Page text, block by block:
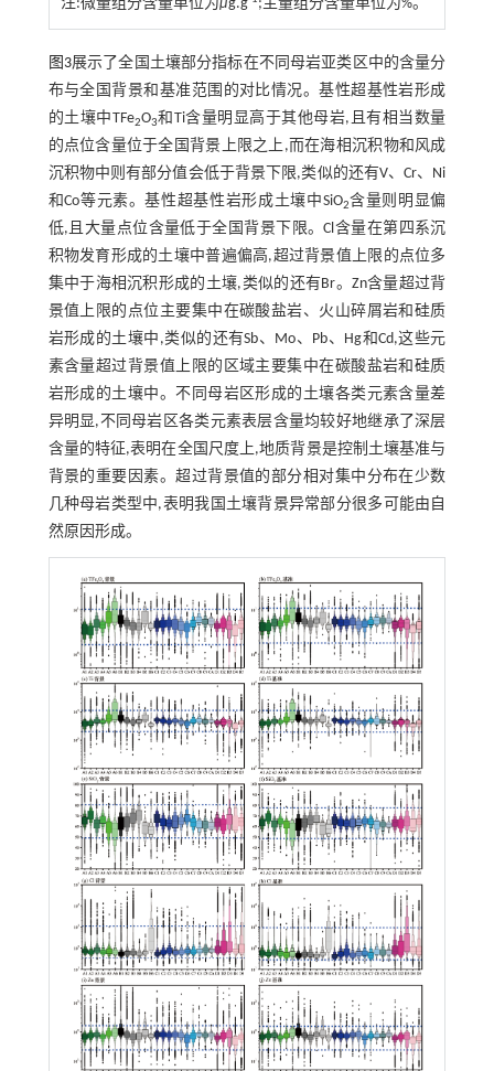
注:微量组分含量单位为μg.g ;主量组分含量单位为%。
图3展示了全国土壤部分指标在不同母岩亚类区中的含量分
布与全国背景和基准范围的对比情况。基性超基性岩形成
的土壤中TFe2O3和Ti含量明显高于其他母岩,且有相当数量
的点位含量位于全国背景上限之上,而在海相沉积物和风成
沉积物中则有部分值会低于背景下限,类似的还有V、Cr、Ni
和Co等元素。基性超基性岩形成土壤中SiO2含量则明显偏
低,且大量点位含量低于全国背景下限。Cl含量在第四系沉
积物发育形成的土壤中普遍偏高,超过背景值上限的点位多
集中于海相沉积形成的土壤,类似的还有Br。Zn含量超过背
景值上限的点位主要集中在碳酸盐岩、火山碎屑岩和硅质
岩形成的土壤中,类似的还有Sb、Mo、Pb、Hg和Cd,这些元
素含量超过背景值上限的区域主要集中在碳酸盐岩和硅质
岩形成的土壤中。不同母岩区形成的土壤各类元素含量差
异明显,不同母岩区各类元素表层含量均较好地继承了深层
含量的特征,表明在全国尺度上,地质背景是控制土壤基准与
背景的重要因素。超过背景值的部分相对集中分布在少数
几种母岩类型中,表明我国土壤背景异常部分很多可能由自
然原因形成。